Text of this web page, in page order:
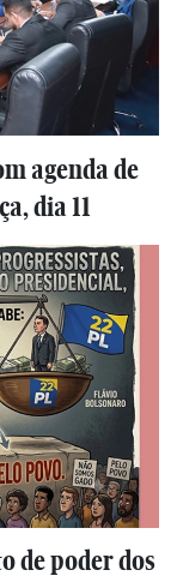
agenda de
dia 11
de poder dos